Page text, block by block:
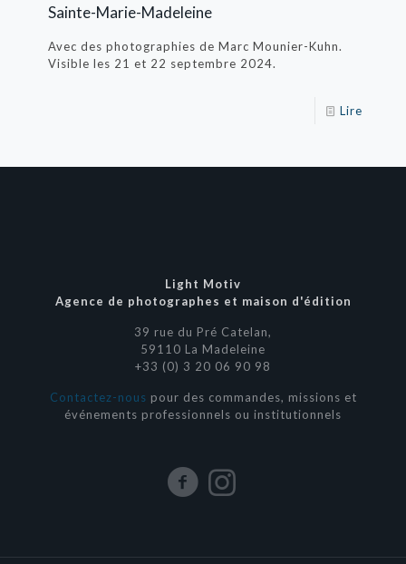
Sainte-Marie-Madeleine
Avec des photographies de Marc Mounier-Kuhn.
Visible les 21 et 22 septembre 2024.
Lire
Light Motiv
Agence de photographes et maison d'édition
39 rue du Pré Catelan,
59110 La Madeleine
+33 (0) 3 20 06 90 98
Contactez-nous pour des commandes, missions et
événements professionnels ou institutionnels